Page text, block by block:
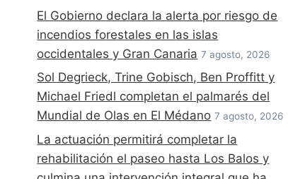
El Gobierno declara la alerta por riesgo de
incendios forestales en las islas
occidentales y Gran Canaria 7 agosto, 2026
Sol Degrieck, Trine Gobisch, Ben Proffitt y
Michael Friedl completan el palmarés del
Mundial de Olas en El Médano 7 agosto, 2026
La actuación permitirá completar la
rehabilitación el paseo hasta Los Balos y